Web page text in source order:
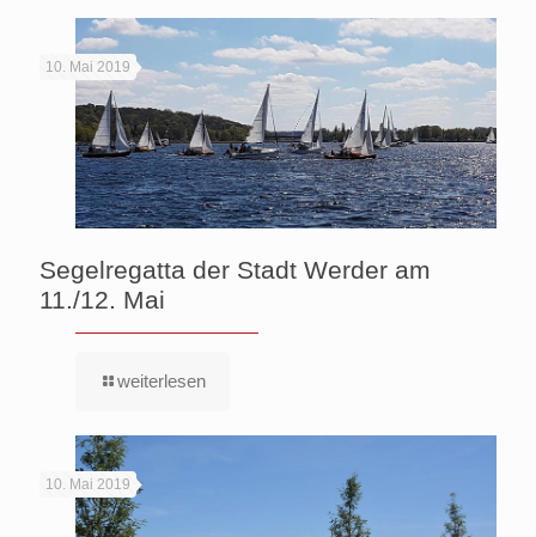
10. Mai 2019
Segelregatta der Stadt Werder am
11./12. Mai
weiterlesen
10. Mai 2019